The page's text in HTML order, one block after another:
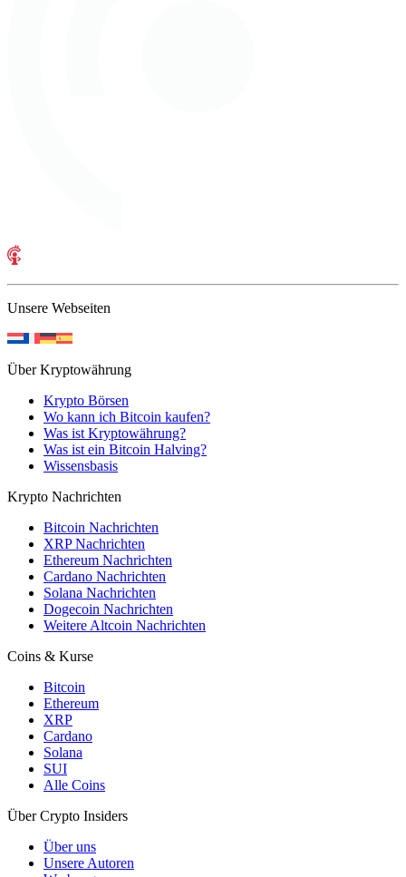
Unsere Webseiten
Über Kryptowährung
Krypto Börsen
Wo kann ich Bitcoin kaufen?
Was ist Kryptowährung?
Was ist ein Bitcoin Halving?
Wissensbasis
Krypto Nachrichten
Bitcoin Nachrichten
XRP Nachrichten
Ethereum Nachrichten
Cardano Nachrichten
Solana Nachrichten
Dogecoin Nachrichten
Weitere Altcoin Nachrichten
Coins & Kurse
Bitcoin
Ethereum
XRP
Cardano
Solana
SUI
Alle Coins
Über Crypto Insiders
Über uns
Unsere Autoren